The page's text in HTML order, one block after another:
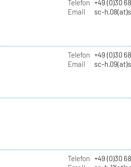
Telefon +49 (0)30
Email
sc-
Telefon +49 (0)30
Email
sc-
Telefon +49 (0)30